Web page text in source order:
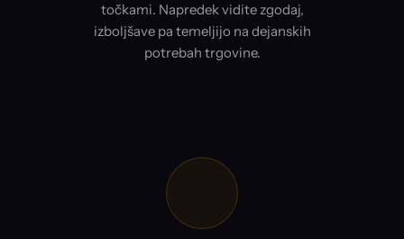
točkami. Napredek vidite zgodaj,
izboljšave pa temeljijo na dejanskih
potrebah trgovine.